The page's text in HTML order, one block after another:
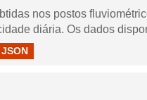
nos postos
diária. Os dados
JSON